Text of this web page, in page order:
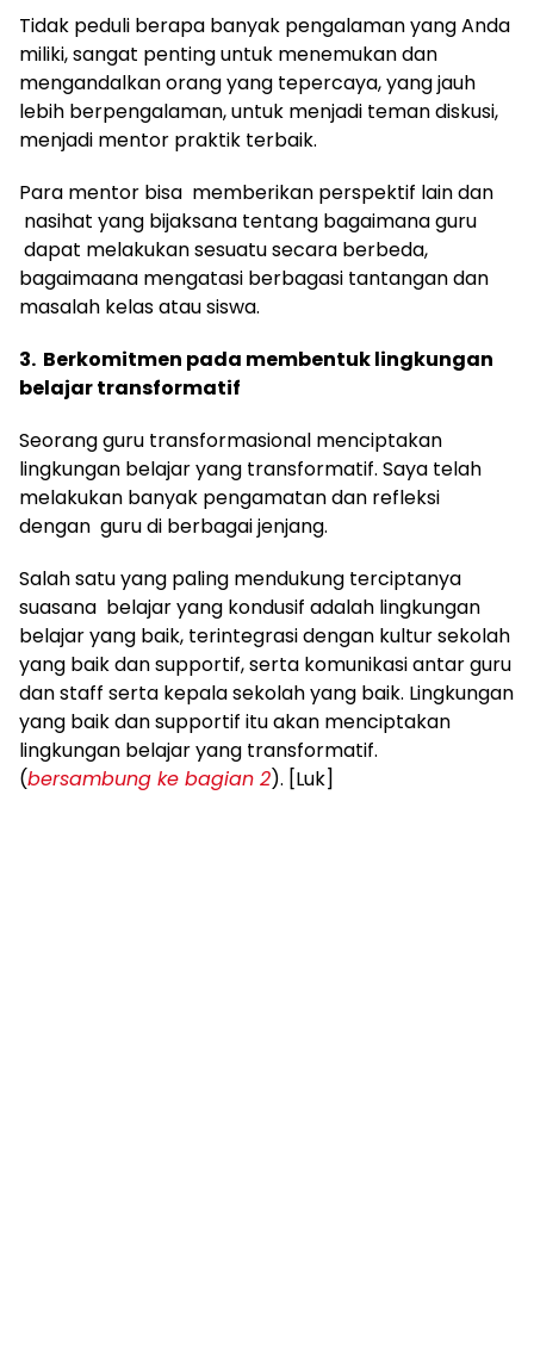
Tidak peduli berapa banyak pengalaman yang Anda
miliki, sangat penting untuk menemukan dan
mengandalkan orang yang tepercaya, yang jauh
lebih berpengalaman, untuk menjadi teman diskusi,
menjadi mentor praktik terbaik.
Para mentor bisa memberikan perspektif lain dan
nasihat yang bijaksana tentang bagaimana guru
dapat melakukan sesuatu secara berbeda,
bagaimaana mengatasi berbagasi tantangan dan
masalah kelas atau siswa.
3. Berkomitmen pada membentuk lingkungan
belajar transformatif
Seorang guru transformasional menciptakan
lingkungan belajar yang transformatif. Saya telah
melakukan banyak pengamatan dan refleksi
dengan guru di berbagai jenjang.
Salah satu yang paling mendukung terciptanya
suasana belajar yang kondusif adalah lingkungan
belajar yang baik, terintegrasi dengan kultur sekolah
yang baik dan supportif, serta komunikasi antar guru
dan staff serta kepala sekolah yang baik. Lingkungan
yang baik dan supportif itu akan menciptakan
lingkungan belajar yang transformatif.
(bersambung ke bagian 2). [Luk]